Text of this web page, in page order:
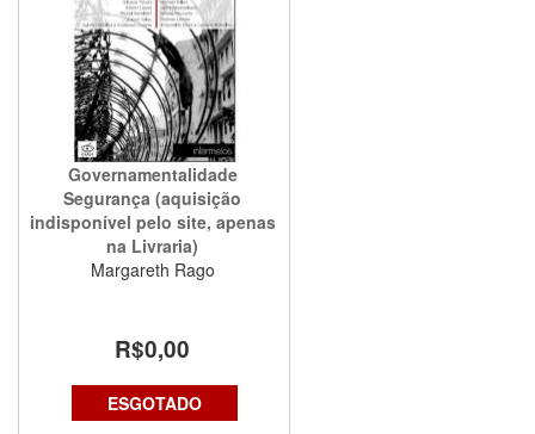
Governamentalidade
Segurança (aquisição
indisponível pelo site, apenas
na Livraria)
Margareth Rago
R$0,00
ESGOTADO